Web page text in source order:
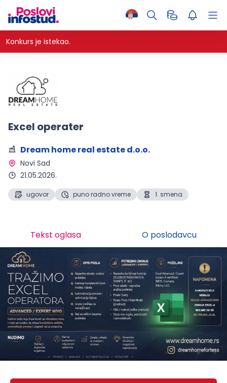
Konkurs je istekao.
Excel operater
Dream home real estate d.o.o.
Novi Sad
21.05.2026.
ugovor puno radno vreme 1. smena
Tekst oglasa O poslodavcu